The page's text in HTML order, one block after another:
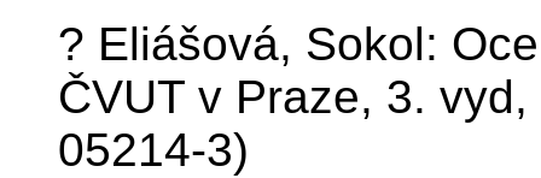
? Eliášová, Sokol:
ČVUT v Praze, 3.
05214-3)